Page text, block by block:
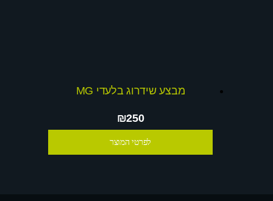
מבצע שידרוג בלעדי MG
₪250
לפרטי המוצר